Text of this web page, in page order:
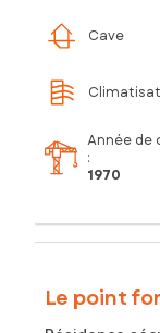
Cave
Année
:
1970
Le point